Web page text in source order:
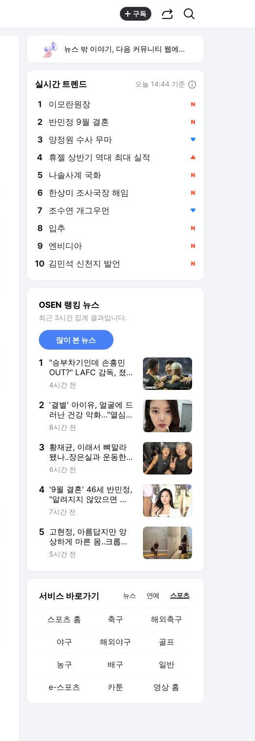
구독
뉴스 밖 이야기, 다음 커뮤니티 웹에서 보기
실시간 트렌드 오늘 14:44 기준
1 이모란원장
2 반민정 9월 결혼
3 양정원 수사 무마
4 휴젤 상반기 역대 최대 실적
5 나솔사계 국화
6 한상미 조사국장 해임
7 조수연 개그우먼
8 입추
9 엔비디아
10 김민석 신천지 발언
OSEN 랭킹 뉴스
최근 3시간 집계 결과입니다.
많이 본 뉴스
1
"승부차기인데 손흥민
OUT?" LAFC 감독, 졌
으면 어쩔 뻔...美 중계진
리로 증명했다
4시간 전
2 '결별' 아이유, 얼굴에 드
러난 건강 악화…"열심
히 사는 중" 꽉 채운 46
8시간 전
3 황재균, 이래서 뼈말라
됐나..장은실과 운동한
이유 있었네 '목숨 걸고
6시간 전
4 '9월 결혼' 46세 반민정,
"알려지지 않았으면 했
는데.." 깜짝 심경 [단독]
7시간 전
5 고현정, 아름답지만 앙
상하게 마른 몸..크롭톱
입고 '한줌 허리'
5시간 전
서비스 바로가기 뉴스 연예 스포츠
스포츠 홈 축구 해외축구
야구 해외야구 골프
농구 배구 일반
e-스포츠 카툰 영상 홈